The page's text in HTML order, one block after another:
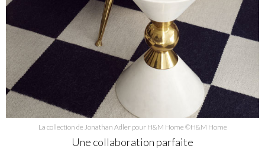
La collection de Jonathan Adler pour H&M Home ©H&M Home
Une collaboration parfaite